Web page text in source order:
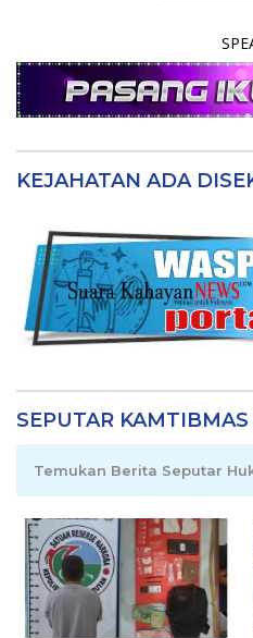
SPEACE IKLAN HUB.
KEJAHATAN ADA
SEPUTAR
Temukan Berita Seputar